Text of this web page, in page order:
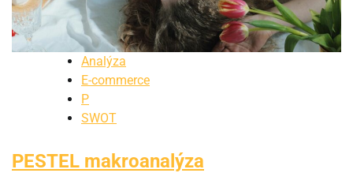
Analýza
E-commerce
P
SWOT
PESTEL makroanalýza